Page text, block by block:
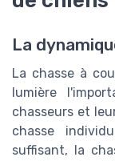
La
La chasse à
lumière
chasseurs et
chasse
suffisant, la